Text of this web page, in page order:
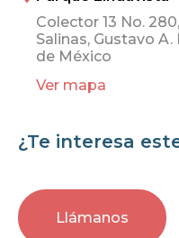
Colector 13 No.
Salinas, Gustavo
de México
Ver mapa
¿Te interesa
Llámanos